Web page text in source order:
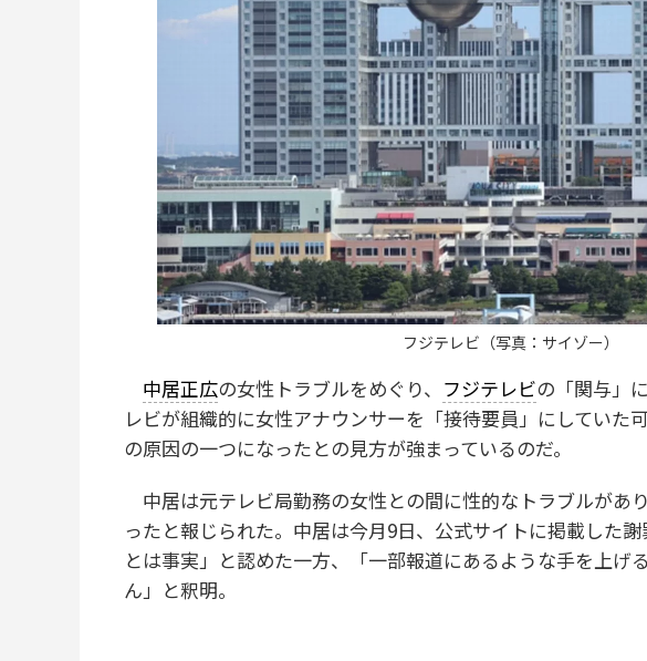
フジテレビ（写真：サイゾー）
中居正広の女性トラブルをめぐり、 フジテレビの「関与」
レビが組織的に女性アナウンサーを「接待要員」にしていた
の原因の一つになったとの見方が強まっているのだ。
中居は元テレビ局勤務の女性との間に性的なトラブルがあ
ったと報じられた。中居は今月9日、公式サイトに掲載した
とは事実」と認めた一方、「一部報道にあるような手を上げ
ん」と釈明。